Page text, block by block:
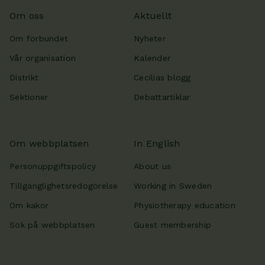
Om oss
Om förbundet
Vår organisation
Distrikt
Sektioner
Aktuellt
Nyheter
Kalender
Cecilias blogg
Debattartiklar
Om webbplatsen
Personuppgiftspolicy
Tillgänglighetsredogörelse
Om kakor
Sök på webbplatsen
In English
About us
Working in Sweden
Physiotherapy education
Guest membership